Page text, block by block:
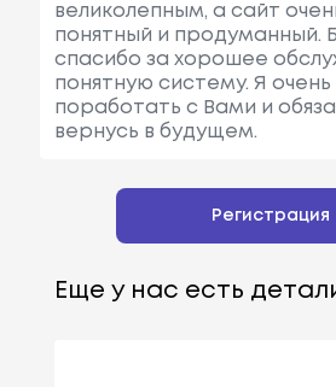
великолепным, а сайт
понятный и продуманный.
спасибо за хорошее
понятную систему. Я
поработать с Вами и
вернусь в будущем.
Регистрация
Еще у нас есть